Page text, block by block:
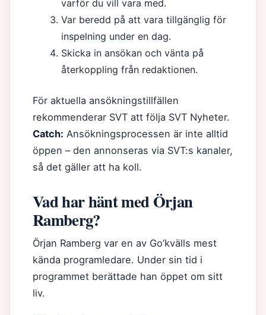
varför du vill vara med.
Var beredd på att vara tillgänglig för
inspelning under en dag.
Skicka in ansökan och vänta på
återkoppling från redaktionen.
För aktuella ansökningstillfällen
rekommenderar SVT att följa SVT Nyheter.
Catch: Ansökningsprocessen är inte alltid
öppen – den annonseras via SVT:s kanaler,
så det gäller att ha koll.
Vad har hänt med Örjan
Ramberg?
Örjan Ramberg var en av Go’kvälls mest
kända programledare. Under sin tid i
programmet berättade han öppet om sitt
liv.